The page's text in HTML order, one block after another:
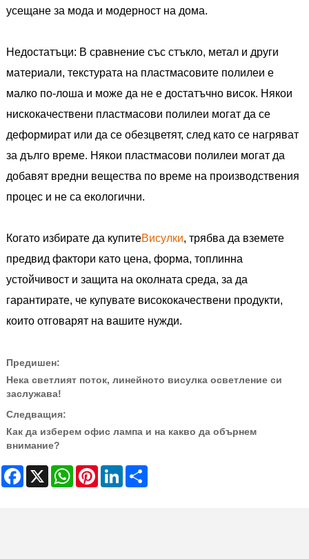
усещане за мода и модерност на дома.
Недостатъци: В сравнение със стъкло, метал и други
материали, текстурата на пластмасовите полилеи е
малко по-лоша и може да не е достатъчно висок. Някои
нискокачествени пластмасови полилеи могат да се
деформират или да се обезцветят, след като се нагряват
за дълго време. Някои пластмасови полилеи могат да
добавят вредни вещества по време на производствения
процес и не са екологични.
Когато избирате да купитеВисулки, трябва да вземете
предвид фактори като цена, форма, топлинна
устойчивост и защита на околната среда, за да
гарантирате, че купувате висококачествени продукти,
които отговарят на вашите нужди.
Предишен:
Нека светлият поток, линейното висулка осветление си
заслужава!
Следващия:
Как да изберем офис лампа и на какво да обърнем
внимание?
Facebook
X WhatsAppPinterestLinkedIn